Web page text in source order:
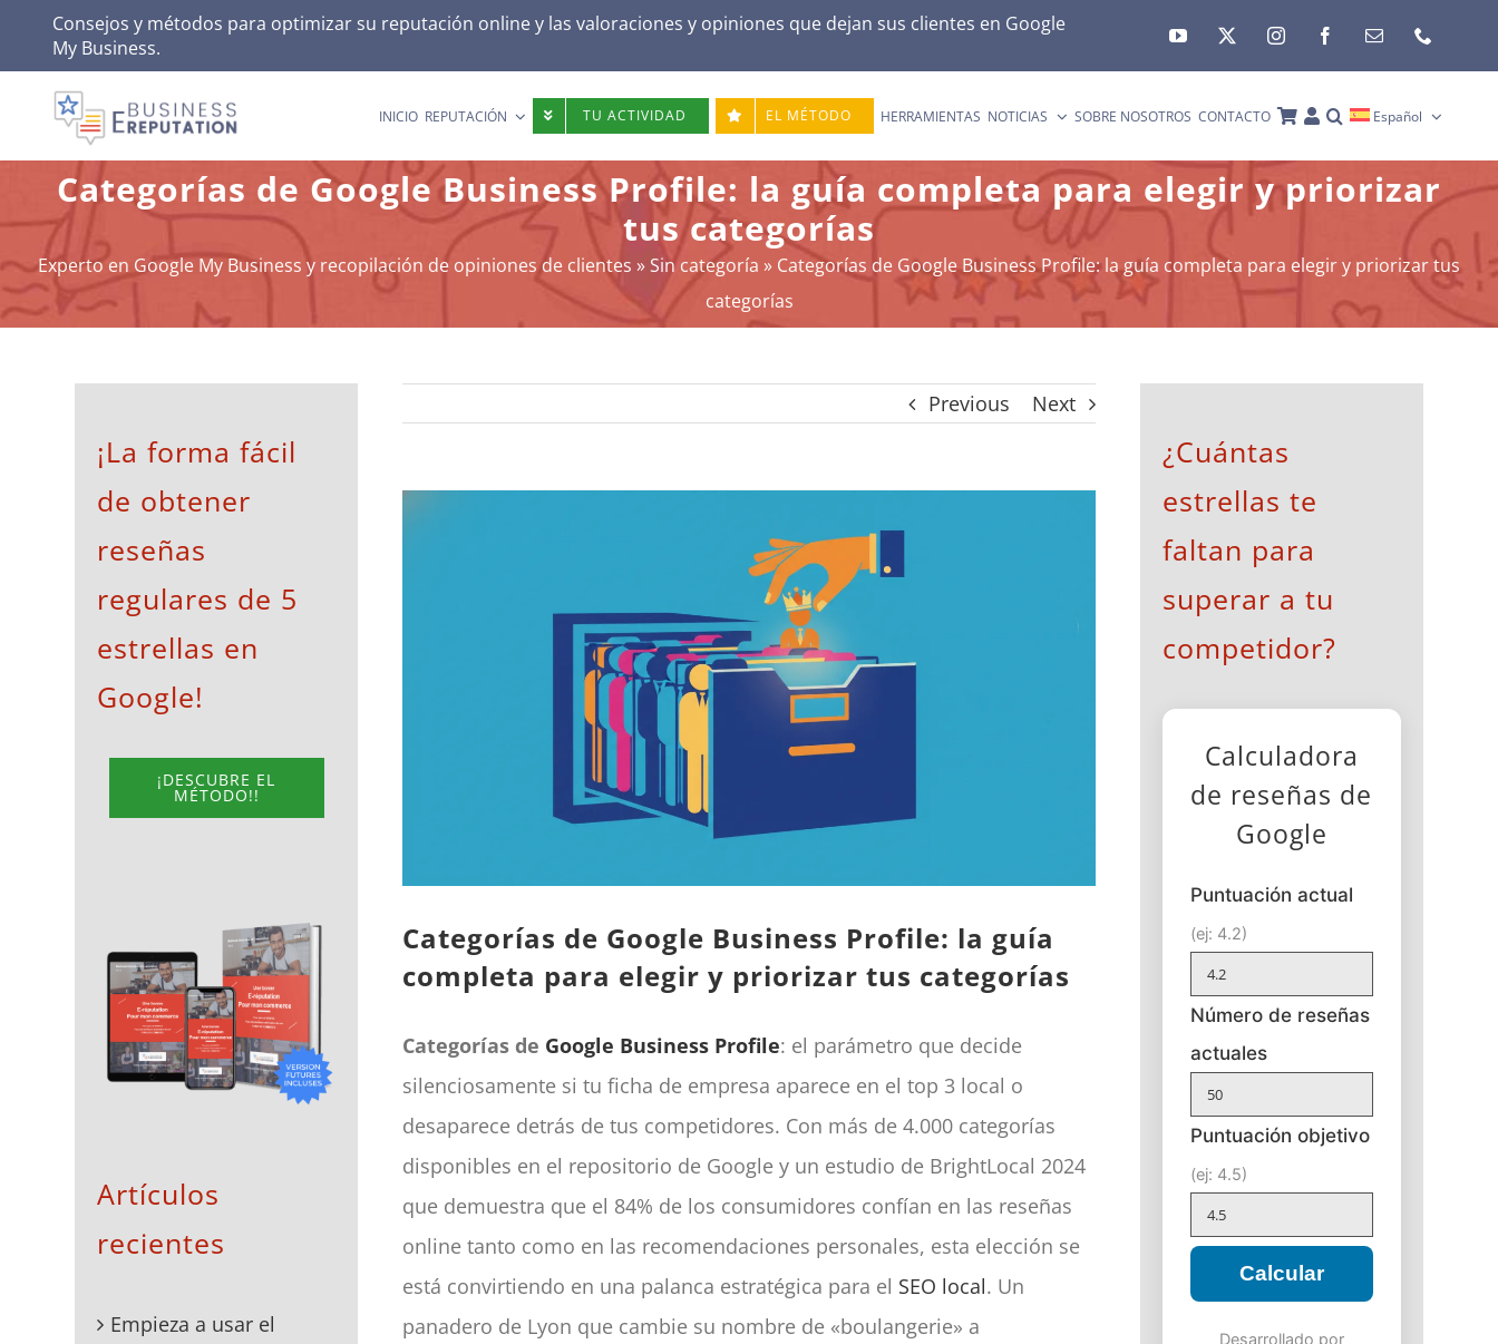
content
Consejos y métodos para optimizar su reputación online y las valoraciones y opiniones que dejan sus clientes en Google
My Business.
INICIO REPUTACIÓN TU ACTIVIDAD EL MÉTODO HERRAMIENTAS NOTICIAS SOBRE NOSOTROS CONTACTO Español
Categorías de Google Business Profile: la guía completa para elegir y priorizar
tus categorías
Experto en Google My Business y recopilación de opiniones de clientes »Sin categoría » Categorías de Google Business Profile: la guía completa para elegir y priorizar tus
categorías
Previous Next
Categorías de Google Business Profile: la guía
completa para elegir y priorizar tus categorías
Categorías de Google Business Profile: el parámetro que decide
silenciosamente si tu ficha de empresa aparece en el top 3 local o
desaparece detrás de tus competidores. Con más de 4.000 categorías
disponibles en el repositorio de Google y un estudio de BrightLocal 2024
que demuestra que el 84% de los consumidores confían en las reseñas
online tanto como en las recomendaciones personales, esta elección se
está convirtiendo en una palanca estratégica para el SEO local. Un
panadero de Lyon que cambie su nombre de «boulangerie» a
¡La forma fácil
de obtener
reseñas
regulares de 5
estrellas en
Google!
¡DESCUBRE EL
MÉTODO!!
Artículos
recientes
Empieza a usar el
¿Cuántas
estrellas te
faltan para
superar a tu
competidor?
Calculadora
de reseñas de
Google
Puntuación actual
(ej: 4.2)
Número de reseñas
actuales
Puntuación objetivo
(ej: 4.5)
Calcular
Desarrollado por